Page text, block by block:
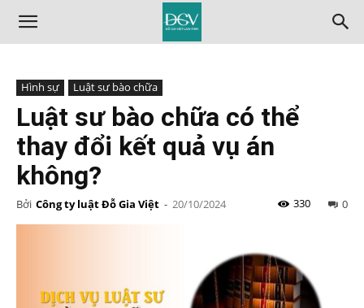
Hình sự Luật sư bào chữa
Luật sư bào chữa có thể
thay đổi kết quả vụ án
không?
Bởi Công ty luật Đỗ Gia Việt - 20/10/2024 0
330